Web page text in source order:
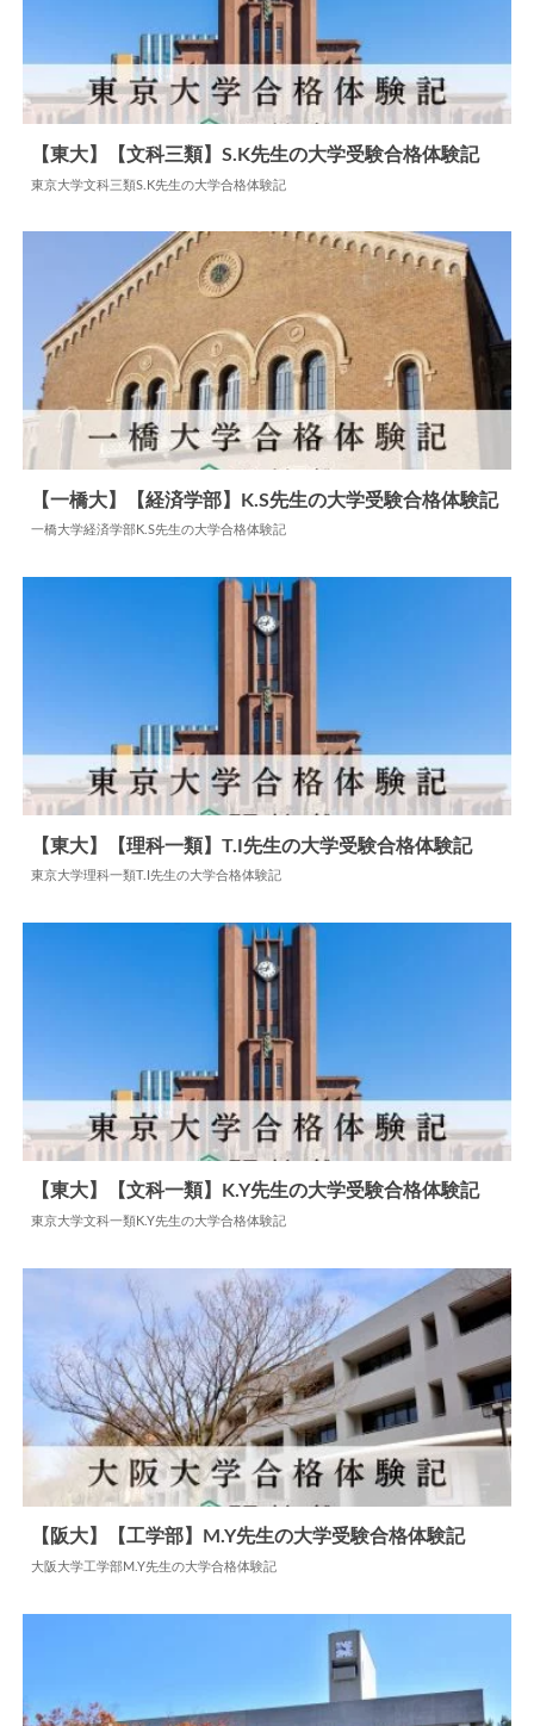
【東大】【文科三類】S.K先生の大学受験合格体験記
東京大学文科三類S.K先生の大学合格体験記
【一橋大】【経済学部】K.S先生の大学受験合格体験記
一橋大学経済学部K.S先生の大学合格体験記
【東大】【理科一類】T.I先生の大学受験合格体験記
東京大学理科一類T.I先生の大学合格体験記
【東大】【文科一類】K.Y先生の大学受験合格体験記
東京大学文科一類K.Y先生の大学合格体験記
【阪大】【工学部】M.Y先生の大学受験合格体験記
大阪大学工学部M.Y先生の大学合格体験記